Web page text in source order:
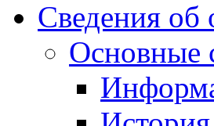
Сведения об
Основные